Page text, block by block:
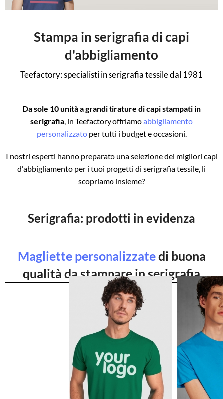
Stampa in serigrafia di capi
d'abbigliamento
Teefactory: specialisti in serigrafia tessile dal 1981
Da sole 10 unità a grandi tirature di capi stampati in
serigrafia , in Teefactory offriamoabbigliamento
personalizzatoper tutti i budget e occasioni.
I nostri esperti hanno preparato una selezione dei migliori capi
d'abbigliamento per i tuoi progetti di serigrafia tessile, li
scopriamo insieme?
Serigrafia: prodotti in evidenza
Magliette personalizzatedi buona
qualità da stampare in serigrafia